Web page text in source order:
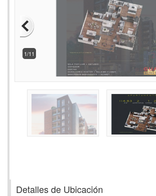
2/11
Detalles de Ubicación